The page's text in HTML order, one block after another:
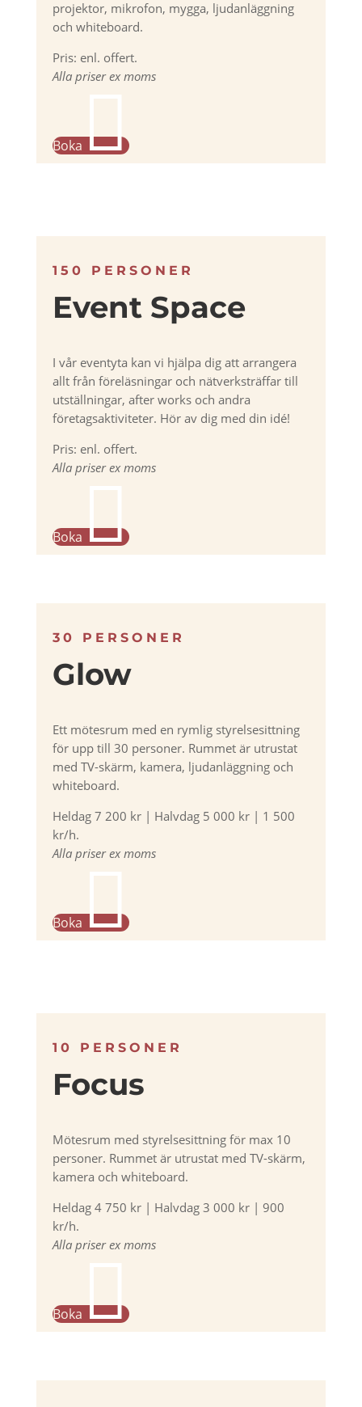
projektor, mikrofon, mygga, ljudanläggning
och whiteboard.
Pris: enl. offert.
Alla priser ex moms
Boka
150 PERSONER
Event Space
I vår eventyta kan vi hjälpa dig att arrangera
allt från föreläsningar och nätverksträffar till
utställningar, after works och andra
företagsaktiviteter. Hör av dig med din idé!
Pris: enl. offert.
Alla priser ex moms
Boka
30 PERSONER
Glow
Ett mötesrum med en rymlig styrelsesittning
för upp till 30 personer. Rummet är utrustat
med TV-skärm, kamera, ljudanläggning och
whiteboard.
Heldag 7 200 kr | Halvdag 5 000 kr | 1 500
kr/h.
Alla priser ex moms
Boka
10 PERSONER
Focus
Mötesrum med styrelsesittning för max 10
personer. Rummet är utrustat med TV-skärm,
kamera och whiteboard.
Heldag 4 750 kr | Halvdag 3 000 kr | 900
kr/h.
Alla priser ex moms
Boka